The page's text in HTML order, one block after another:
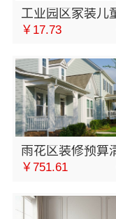
￥17.73
￥751.61